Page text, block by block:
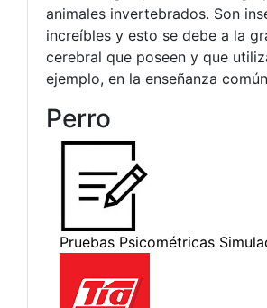
animales invertebrados. Son
increíbles y esto se debe a la
cerebral que poseen y que
ejemplo, en la enseñanza
Perro